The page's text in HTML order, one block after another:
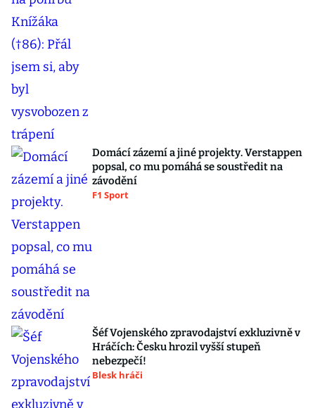
Domácí zázemí a jiné projekty. Verstappen
popsal, co mu pomáhá se soustředit na
závodění
F1 Sport
Šéf Vojenského zpravodajství exkluzivně v
Hráčích: Česku hrozil vyšší stupeň
nebezpečí!
Blesk hráči